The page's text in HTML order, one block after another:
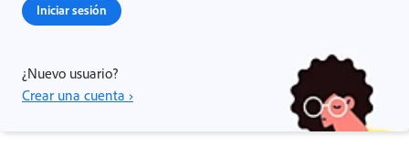
Iniciar sesión
¿Nuevo usuario?
Crear una cuenta ›